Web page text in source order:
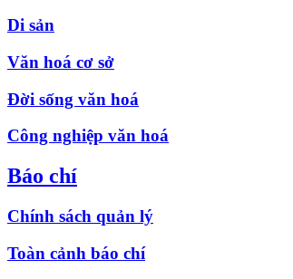
Di sản
Văn hoá cơ sở
Đời sống văn hoá
Công nghiệp văn hoá
Báo chí
Chính sách quản lý
Toàn cảnh báo chí